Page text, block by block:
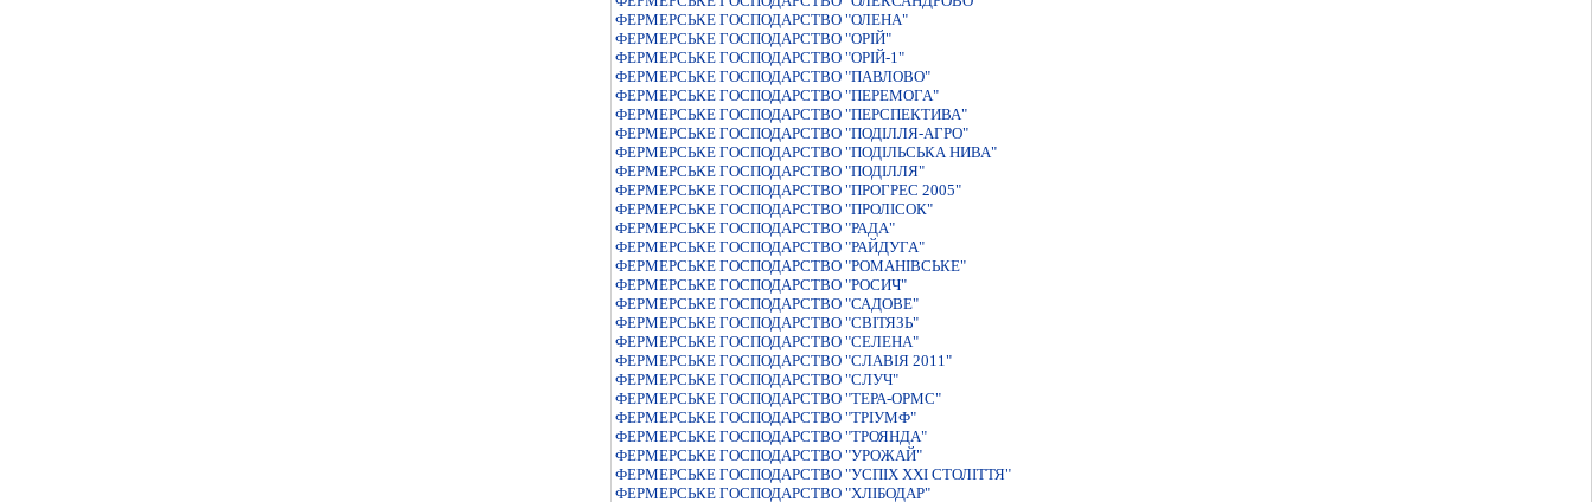
ФЕРМЕРСЬКЕ ГОСПОДАРСТВО "ОЛЕНА"
ФЕРМЕРСЬКЕ ГОСПОДАРСТВО "ОРIЙ"
ФЕРМЕРСЬКЕ ГОСПОДАРСТВО "ОРIЙ-1"
ФЕРМЕРСЬКЕ ГОСПОДАРСТВО "ПАВЛОВО"
ФЕРМЕРСЬКЕ ГОСПОДАРСТВО "ПЕРЕМОГА"
ФЕРМЕРСЬКЕ ГОСПОДАРСТВО "ПЕРСПЕКТИВА"
ФЕРМЕРСЬКЕ ГОСПОДАРСТВО "ПОДIЛЛЯ-АГРО"
ФЕРМЕРСЬКЕ ГОСПОДАРСТВО "ПОДIЛЬСЬКА НИВА"
ФЕРМЕРСЬКЕ ГОСПОДАРСТВО "ПОДІЛЛЯ"
ФЕРМЕРСЬКЕ ГОСПОДАРСТВО "ПРОГРЕС 2005"
ФЕРМЕРСЬКЕ ГОСПОДАРСТВО "ПРОЛІСОК"
ФЕРМЕРСЬКЕ ГОСПОДАРСТВО "РАДА"
ФЕРМЕРСЬКЕ ГОСПОДАРСТВО "РАЙДУГА"
ФЕРМЕРСЬКЕ ГОСПОДАРСТВО "РОМАНIВСЬКЕ"
ФЕРМЕРСЬКЕ ГОСПОДАРСТВО "РОСИЧ"
ФЕРМЕРСЬКЕ ГОСПОДАРСТВО "САДОВЕ"
ФЕРМЕРСЬКЕ ГОСПОДАРСТВО "СВІТЯЗЬ"
ФЕРМЕРСЬКЕ ГОСПОДАРСТВО "СЕЛЕНА"
ФЕРМЕРСЬКЕ ГОСПОДАРСТВО "СЛАВIЯ 2011"
ФЕРМЕРСЬКЕ ГОСПОДАРСТВО "СЛУЧ"
ФЕРМЕРСЬКЕ ГОСПОДАРСТВО "ТЕРА-ОРМС"
ФЕРМЕРСЬКЕ ГОСПОДАРСТВО "ТРIУМФ"
ФЕРМЕРСЬКЕ ГОСПОДАРСТВО "ТРОЯНДА"
ФЕРМЕРСЬКЕ ГОСПОДАРСТВО "УРОЖАЙ"
ФЕРМЕРСЬКЕ ГОСПОДАРСТВО "УСПIХ ХХI СТОЛIТТЯ"
ФЕРМЕРСЬКЕ ГОСПОДАРСТВО "ХЛIБОДАР"